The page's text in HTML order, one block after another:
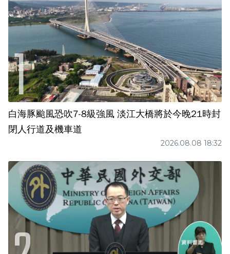
白海豚颱風恐吹7-8級強風 淡江大橋將於今晚21時封
閉人行道及機車道
2026.08.08 18:32